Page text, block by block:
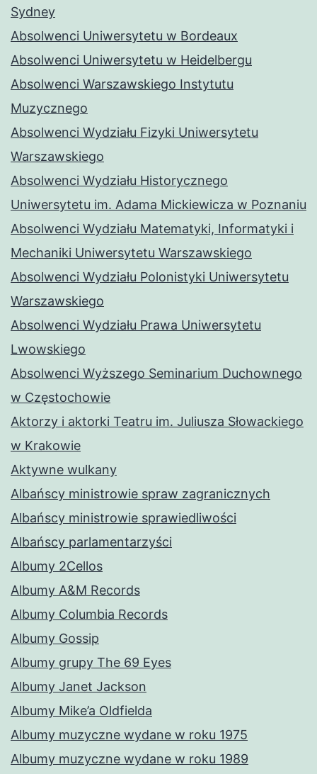
Sydney
Absolwenci Uniwersytetu w Bordeaux
Absolwenci Uniwersytetu w Heidelbergu
Absolwenci Warszawskiego Instytutu
Muzycznego
Absolwenci Wydziału Fizyki Uniwersytetu
Warszawskiego
Absolwenci Wydziału Historycznego
Uniwersytetu im. Adama Mickiewicza w Poznaniu
Absolwenci Wydziału Matematyki, Informatyki i
Mechaniki Uniwersytetu Warszawskiego
Absolwenci Wydziału Polonistyki Uniwersytetu
Warszawskiego
Absolwenci Wydziału Prawa Uniwersytetu
Lwowskiego
Absolwenci Wyższego Seminarium Duchownego
w Częstochowie
Aktorzy i aktorki Teatru im. Juliusza Słowackiego
w Krakowie
Aktywne wulkany
Albańscy ministrowie spraw zagranicznych
Albańscy ministrowie sprawiedliwości
Albańscy parlamentarzyści
Albumy 2Cellos
Albumy A&M Records
Albumy Columbia Records
Albumy Gossip
Albumy grupy The 69 Eyes
Albumy Janet Jackson
Albumy Mike’a Oldfielda
Albumy muzyczne wydane w roku 1975
Albumy muzyczne wydane w roku 1989